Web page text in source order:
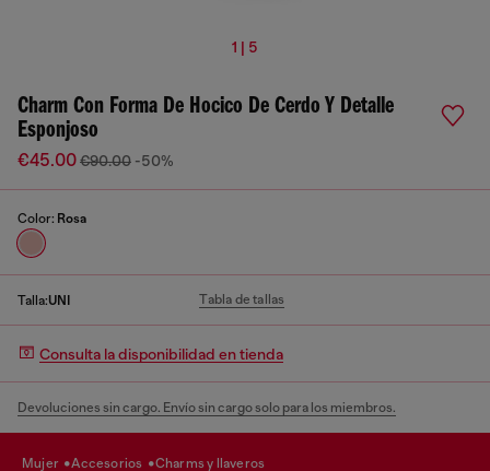
1 | 5
Charm Con Forma De Hocico De Cerdo Y Detalle
Esponjoso
€45.00€90.00 -50%
Color: Rosa
Talla:UNI Tabla de tallas
Consulta la disponibilidad en tienda
Devoluciones sin cargo. Envío sin cargo solo para los miembros.
mujer accesorios charms y llaveros